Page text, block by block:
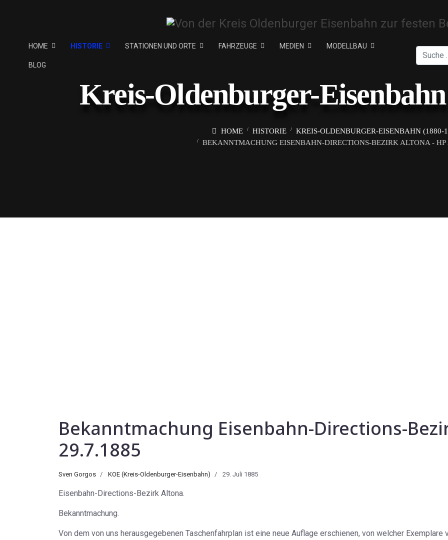
HOME HISTORIE STATIONEN UND ORTE FAHRZEUGE MEDIEN MODELLBAU
BLOG
Suchen
Kreis-Oldenburger-Eisenbahn
HOME HISTORIE
KREIS-OLDENBURGER-EISENBAHN (1880-
BEKANNTMACHUNG EISENBAHN-DIRECTIONS-BEZIRK ALTONA - HP
Bekanntmachung Eisenbahn-Directions-
29.7.1885
Sven Gorgos KOE (Kreis-Oldenburger-Eisenbahn) 29. Juli 1885
Eisenbahn-Directions-Bezirk Altona.
Bekanntmachung.
Von dem von uns herausgegebenen Taschenfahrplan ist eine neue Auflage erschienen, von welcher